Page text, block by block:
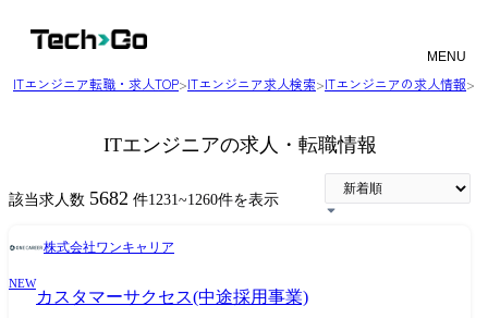
MENU
ITエンジニア転職・求人TOP>ITエンジニア求人検索>ITエンジニアの求人情報>
ITエンジニアの求人・転職情報
該当求人数 5682 件1231~1260件を表示
株式会社ワンキャリア
NEW
カスタマーサクセス(中途採用事業)